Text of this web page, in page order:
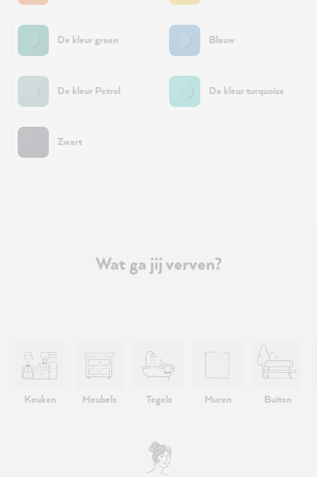
De kleur groen Blauw
De kleur Petrol De kleur turquoise
Zwart
Wat ga jij verven?
Keuken Meubels Tegels Muren Buiten